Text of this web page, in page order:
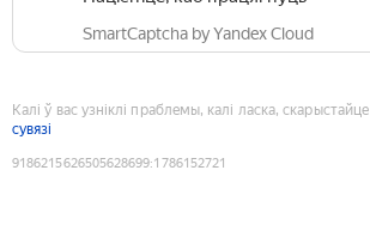
SmartCaptcha by Yandex Cloud
Калі ў вас узніклі праблемы, калі ласка, скарыстайце
сувязі
9186215626505628699:1786152721